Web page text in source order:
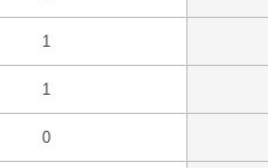
1
1
0